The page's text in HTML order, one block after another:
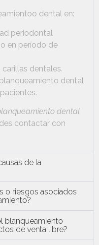
dental en:
periodontal
en período de
dentales.
dental
dental
contactar con
de la
o riesgos asociados
blanqueamiento
de venta libre?